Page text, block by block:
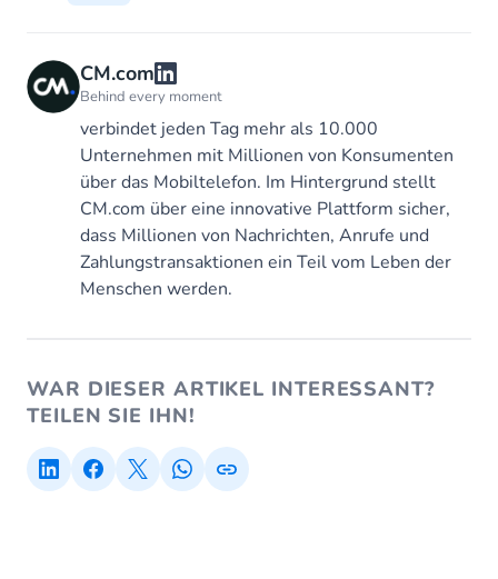
CM.com
Behind every moment
verbindet jeden Tag mehr als 10.000
Unternehmen mit Millionen von Konsumenten
über das Mobiltelefon. Im Hintergrund stellt
CM.com über eine innovative Plattform sicher,
dass Millionen von Nachrichten, Anrufe und
Zahlungstransaktionen ein Teil vom Leben der
Menschen werden.
WAR DIESER ARTIKEL INTERESSANT?
TEILEN SIE IHN!